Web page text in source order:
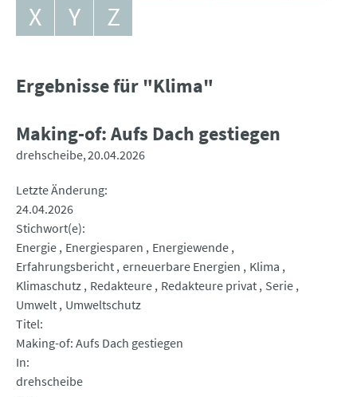
X
Y Z
Ergebnisse für "Klima"
Making-of: Aufs Dach gestiegen
drehscheibe 20.04.2026
Letzte Änderung
24.04.2026
Stichwort(e)
Energie Energiesparen
Energiewende
Erfahrungsbericht erneuerbare Energien
Klima
Klimaschutz Redakteure Redakteure privat Serie
Umwelt Umweltschutz
Titel
Making-of: Aufs Dach gestiegen
In
drehscheibe